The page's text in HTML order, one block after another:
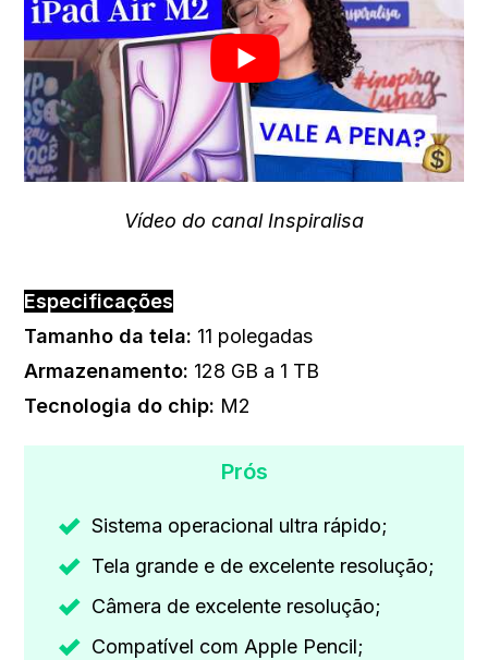
Vídeo do canal Inspiralisa
Especificações
Tamanho da tela: 11 polegadas
Armazenamento: 128 GB a 1 TB
Tecnologia do chip: M2
Prós
Sistema operacional ultra rápido;
Tela grande e de excelente resolução;
Câmera de excelente resolução;
Compatível com Apple Pencil;